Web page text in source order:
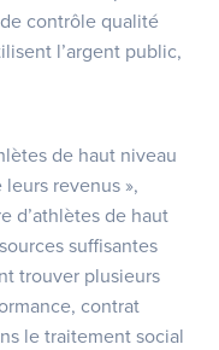
contrôle qualité
l’argent public,
de haut niveau
revenus »,
d’athlètes de haut
suffisantes
trouver plusieurs
contrat
le traitement social